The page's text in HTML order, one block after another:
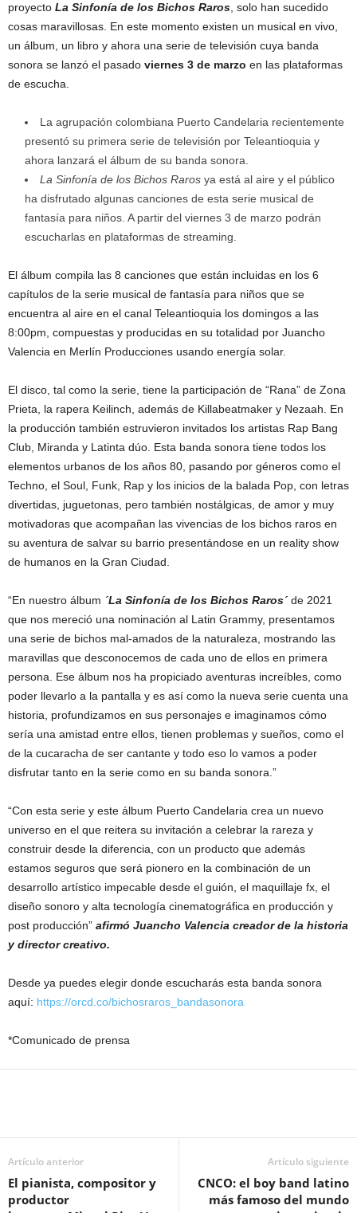
proyecto La Sinfonía de los Bichos Raros, solo han sucedido
cosas maravillosas. En este momento existen un musical en vivo,
un álbum, un libro y ahora una serie de televisión cuya banda
sonora se lanzó el pasado viernes 3 de marzo en las plataformas
de escucha.
La agrupación colombiana Puerto Candelaria recientemente
presentó su primera serie de televisión por Teleantioquia y
ahora lanzará el álbum de su banda sonora.
La Sinfonía de los Bichos Raros ya está al aire y el público
ha disfrutado algunas canciones de esta serie musical de
fantasía para niños. A partir del viernes 3 de marzo podrán
escucharlas en plataformas de streaming.
El álbum compila las 8 canciones que están incluidas en los 6
capítulos de la serie musical de fantasía para niños que se
encuentra al aire en el canal Teleantioquia los domingos a las
8:00pm, compuestas y producidas en su totalidad por Juancho
Valencia en Merlín Producciones usando energía solar.
El disco, tal como la serie, tiene la participación de “Rana” de Zona
Prieta, la rapera Keilinch, además de Killabeatmaker y Nezaah. En
la producción también estruvieron invitados los artistas Rap Bang
Club, Miranda y Latinta dúo. Esta banda sonora tiene todos los
elementos urbanos de los años 80, pasando por géneros como el
Techno, el Soul, Funk, Rap y los inicios de la balada Pop, con letras
divertidas, juguetonas, pero también nostálgicas, de amor y muy
motivadoras que acompañan las vivencias de los bichos raros en
su aventura de salvar su barrio presentándose en un reality show
de humanos en la Gran Ciudad.
“En nuestro álbum ´La Sinfonía de los Bichos Raros´de 2021
que nos mereció una nominación al Latin Grammy, presentamos
una serie de bichos mal-amados de la naturaleza, mostrando las
maravillas que desconocemos de cada uno de ellos en primera
persona. Ese álbum nos ha propiciado aventuras increíbles, como
poder llevarlo a la pantalla y es así como la nueva serie cuenta una
historia, profundizamos en sus personajes e imaginamos cómo
sería una amistad entre ellos, tienen problemas y sueños, como el
de la cucaracha de ser cantante y todo eso lo vamos a poder
disfrutar tanto en la serie como en su banda sonora.”
“Con esta serie y este álbum Puerto Candelaria crea un nuevo
universo en el que reitera su invitación a celebrar la rareza y
construir desde la diferencia, con un producto que además
estamos seguros que será pionero en la combinación de un
desarrollo artístico impecable desde el guión, el maquillaje fx, el
diseño sonoro y alta tecnología cinematográfica en producción y
post producción” afirmó Juancho Valencia creador de la historia
y director creativo.
Desde ya puedes elegir donde escucharás esta banda sonora
aquí: https://orcd.co/bichosraros_bandasonora
*Comunicado de prensa
Artículo anterior
El pianista, compositor y
productor
Artículo siguiente
CNCO: el boy band latino
más famoso del mundo